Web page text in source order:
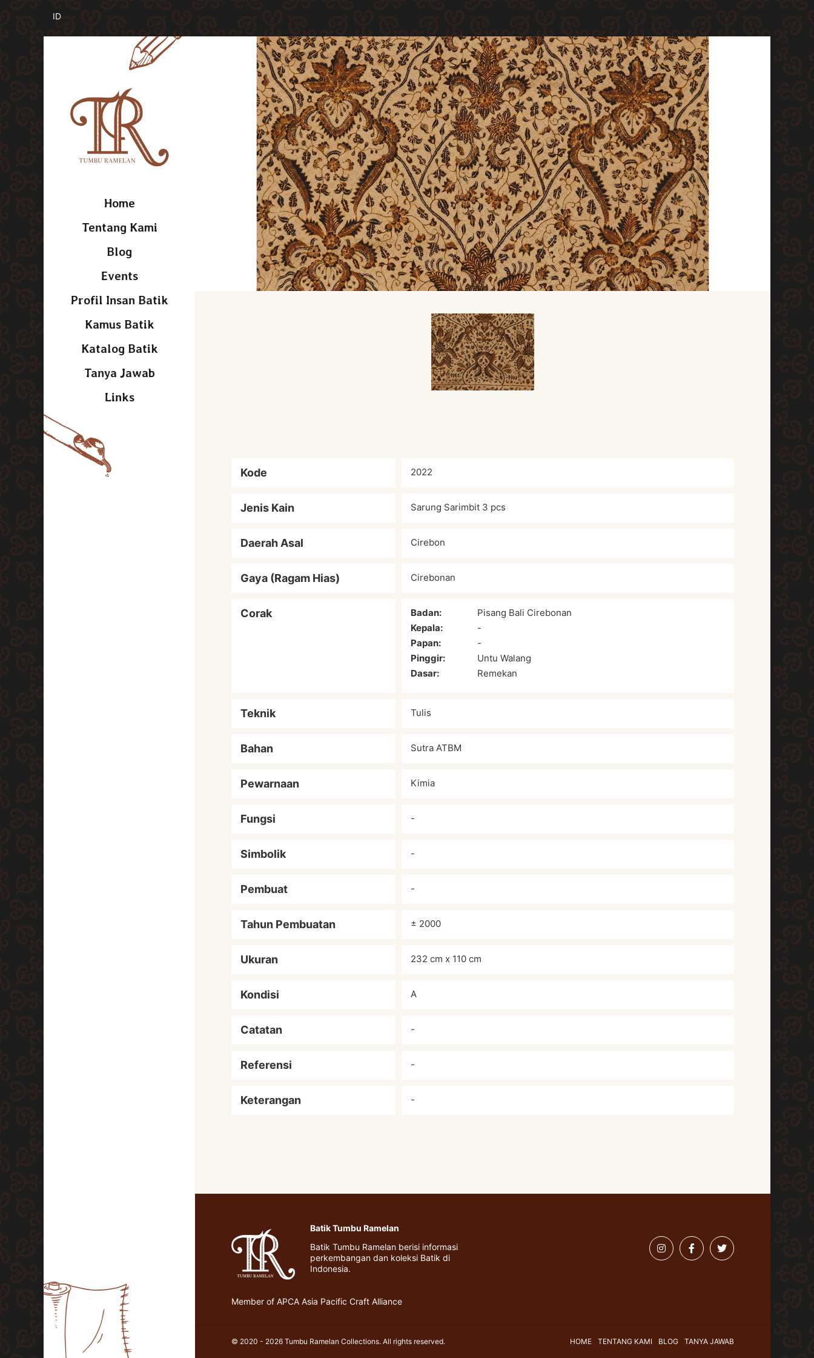
Home
Tentang Kami
Blog
Events
Profil Insan Batik
Kamus Batik
Katalog Batik
Tanya Jawab
Links
Kode 2022
Jenis Kain Sarung Sarimbit 3 pcs
Daerah Asal Cirebon
Gaya (Ragam Hias) Cirebonan
Corak Badan:
Pisang Bali Cirebonan
Kepala:
-
Papan:
-
Pinggir:
Untu Walang
Dasar:
Remekan
Teknik Tulis
Bahan Sutra ATBM
Pewarnaan Kimia
Fungsi -
Simbolik -
Pembuat -
Tahun Pembuatan ± 2000
Ukuran 232 cm x 110 cm
Kondisi A
Catatan -
Referensi -
Keterangan -
Batik Tumbu Ramelan
Batik Tumbu Ramelan berisi informasi
perkembangan dan koleksi Batik di
Indonesia.
Member of APCA Asia Pacific Craft Alliance
© 2020 - 2026 Tumbu Ramelan Collections. All rights reserved. HOME TENTANG KAMI BLOG TANYA JAWAB